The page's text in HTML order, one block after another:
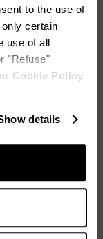
to the use of
certain
use of all
"Refuse"
Cookie Policy.
details
nettoyer le daim à
en peignant en